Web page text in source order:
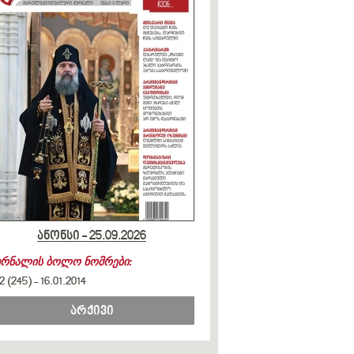
ანონსი - 25.09.2026
ბოლო ნომრები:
(245)-16.01.2014
არქივი